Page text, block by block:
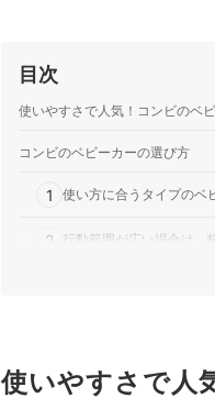
目次
使いやすさで人気！コンビのベ
コンビのベビーカーの選び方
1 使い方に合うタイプのベ
2 行動範囲が広い場合は、
コンビのベビーカー全37商品お
使いやすさで人